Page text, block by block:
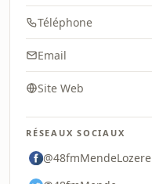
Téléphone
Email
Site Web
RÉSEAUX SOCIAUX
@48fmMendeLozere